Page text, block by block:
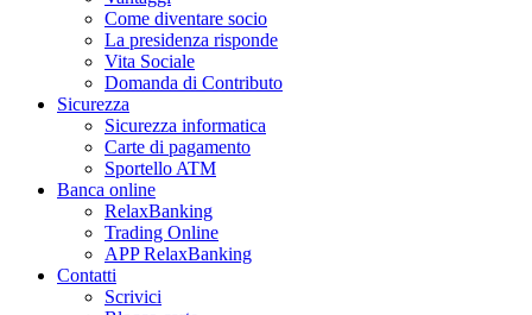
Come diventare socio
La presidenza risponde
Vita Sociale
Domanda di Contributo
Sicurezza
Sicurezza informatica
Carte di pagamento
Sportello ATM
Banca online
RelaxBanking
Trading Online
APP RelaxBanking
Contatti
Scrivici